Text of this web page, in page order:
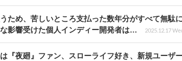
ため、苦しいところ支払った数年分がすべて無
影響受けた個人インディー開発者は…
2025.12.17
は『夜廻』ファン、スローライフ好き、新規ユーザ